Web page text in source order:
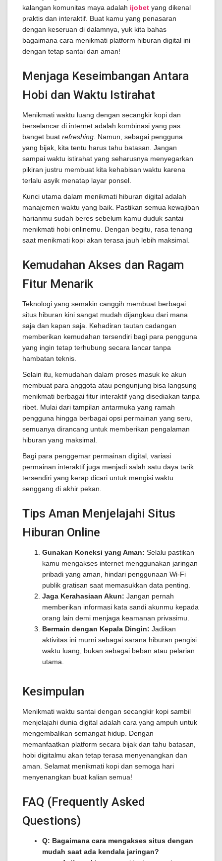
kalangan komunitas maya adalah ijobet yang dikenal
praktis dan interaktif. Buat kamu yang penasaran
dengan keseruan di dalamnya, yuk kita bahas
bagaimana cara menikmati platform hiburan digital ini
dengan tetap santai dan aman!
Menjaga Keseimbangan Antara
Hobi dan Waktu Istirahat
Menikmati waktu luang dengan secangkir kopi dan
berselancar di internet adalah kombinasi yang pas
banget buat refreshing . Namun, sebagai pengguna
yang bijak, kita tentu harus tahu batasan. Jangan
sampai waktu istirahat yang seharusnya menyegarkan
pikiran justru membuat kita kehabisan waktu karena
terlalu asyik menatap layar ponsel.
Kunci utama dalam menikmati hiburan digital adalah
manajemen waktu yang baik. Pastikan semua kewajiban
harianmu sudah beres sebelum kamu duduk santai
menikmati hobi onlinemu. Dengan begitu, rasa tenang
saat menikmati kopi akan terasa jauh lebih maksimal.
Kemudahan Akses dan Ragam
Fitur Menarik
Teknologi yang semakin canggih membuat berbagai
situs hiburan kini sangat mudah dijangkau dari mana
saja dan kapan saja. Kehadiran tautan cadangan
memberikan kemudahan tersendiri bagi para pengguna
yang ingin tetap terhubung secara lancar tanpa
hambatan teknis.
Selain itu, kemudahan dalam proses masuk ke akun
membuat para anggota atau pengunjung bisa langsung
menikmati berbagai fitur interaktif yang disediakan tanpa
ribet. Mulai dari tampilan antarmuka yang ramah
pengguna hingga berbagai opsi permainan yang seru,
semuanya dirancang untuk memberikan pengalaman
hiburan yang maksimal.
Bagi para penggemar permainan digital, variasi
permainan interaktif juga menjadi salah satu daya tarik
tersendiri yang kerap dicari untuk mengisi waktu
senggang di akhir pekan.
Tips Aman Menjelajahi Situs
Hiburan Online
Gunakan Koneksi yang Aman: Selalu pastikan
kamu mengakses internet menggunakan jaringan
pribadi yang aman, hindari penggunaan Wi-Fi
publik gratisan saat memasukkan data penting.
Jaga Kerahasiaan Akun: Jangan pernah
memberikan informasi kata sandi akunmu kepada
orang lain demi menjaga keamanan privasimu.
Bermain dengan Kepala Dingin: Jadikan
aktivitas ini murni sebagai sarana hiburan pengisi
waktu luang, bukan sebagai beban atau pelarian
utama.
Kesimpulan
Menikmati waktu santai dengan secangkir kopi sambil
menjelajahi dunia digital adalah cara yang ampuh untuk
mengembalikan semangat hidup. Dengan
memanfaatkan platform secara bijak dan tahu batasan,
hobi digitalmu akan tetap terasa menyenangkan dan
aman. Selamat menikmati kopi dan semoga hari
menyenangkan buat kalian semua!
FAQ (Frequently Asked
Questions)
Q: Bagaimana cara mengakses situs dengan
mudah saat ada kendala jaringan?